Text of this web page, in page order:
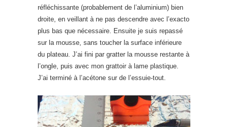
réfléchissante (probablement de l’aluminium) bien
droite, en veillant à ne pas descendre avec l’exacto
plus bas que nécessaire. Ensuite je suis repassé
sur la mousse, sans toucher la surface inférieure
du plateau. J’ai fini par gratter la mousse restante à
l’ongle, puis avec mon grattoir à lame plastique.
J’ai terminé à l’acétone sur de l’essuie-tout.